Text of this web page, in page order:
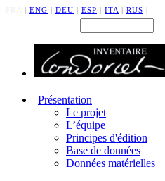
| ENG | DEU | ESP | ITA | RUS |
Présentation
Le projet
L’équipe
Principes d'édition
Base de données
Données matérielles